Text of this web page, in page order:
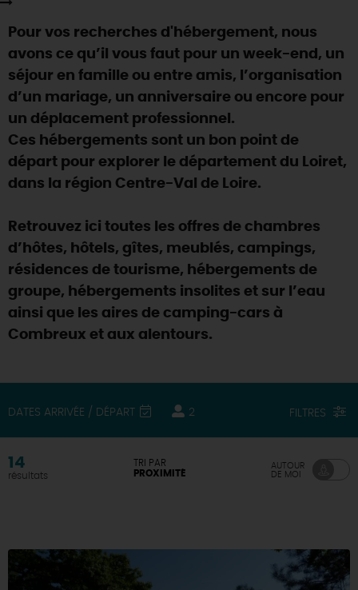
TOUTES LES ACTIVITÉS
Vins etvignobles
Chic, une aire de pique-nique
Par ici les guinguettes
Que rapporter du Loiret ?
La Route desMétiers d'Art
TOUT L'ART DE VIVRE
(re)Découvrir les coulisses de la Faïencerie de
Gien !
Expérimenterles parcours Baludik🕵️
Une saison de festivals 🎉
Rendez-vous de la nature en 2026
Des sorties en famille dans le Loiret !
Programme des animations "Loiret au fil de l'eau"
Où sortir ?
AUJOURD'HUI
TOUT L'AGENDA
INFOS & SERVICES
RÉSERVERMAINTENANT
Pour vos recherches d'hébergement, nous
avons ce qu’il vous faut pour un week-end, un
séjour en famille ou entre amis, l’organisation
d’un mariage, un anniversaire ou encore pour
un déplacement professionnel.
Ces hébergements sont un bon point de
départ pour explorer le département du Loiret,
dans la région Centre-Val de Loire.
Retrouvez ici toutes les offres de chambres
d’hôtes, hôtels, gîtes, meublés, campings,
résidences de tourisme, hébergements de
groupe, hébergements insolites et sur l’eau
ainsi que les aires de camping-cars à
Combreux et aux alentours.
DATES ARRIVÉE / DÉPART 2 FILTRES
14
résultats
TRI PAR
PROXIMITÉ
AUTOUR
DE MOI